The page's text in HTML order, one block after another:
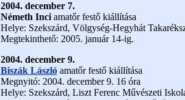
2004. december 7.
Németh Inciamatőr festő kiállítása
Helye: Szekszárd, Völgység-Hegyhát
Megtekinthető: 2005. január 14-ig.
2004. december 9.
Biszák Lászlóamatőr festő kiállítása
Megnyitó: 2004. december 9. 16 óra
Helye: Szekszárd, Liszt Ferenc Művészeti